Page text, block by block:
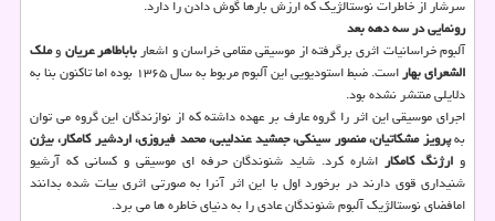
سرشار از خاطرات نوستالژیك كه ارزش بارها گوش دادن را دارد.
رونمایی در سه دهه بعد
آلبوم خراسانیات اثری برگرفته از موسیقی مقامی خراسان و اشعارباباطاهر عریانوملك
الشعرای بهار
است. ضبط استودیویی این آلبوم مربوط به سال ۱۳۶۵ بوده اما تاكنون بنا به
دلایلی منتشر نشده بود.
اجرای موسیقی این اثر را گروه عارف بر عهده داشته كه از نوازندگان این گروه می توان
بهپرویز مشكاتیان، منصور سینكی، جمشید عندلیبی، محمد فیروزی، اردشیر كامكار، بیژن
و ارژنگ كامكار اشاره كرد. شاید شنوندگان حرفه ای موسیقی و كسانی كه آرشیو
شنیداری قوی دارند در برخورد اول با این اثر آنرا به صورتی اثری بیات شده بدانند
امافضای نوستالژیك آلبوم شنوندگان عادی را به دنیای خاطره ها می برد.